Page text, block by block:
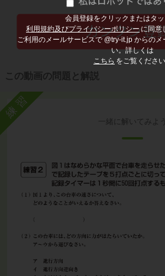
会員登録をクリックまたはタッ
利用規約及びプライバシーポリシー に同意
ご利用のメールサービスで @try-it.jp からの
い。詳しくは
こちら をご覧ください
この動画の問題と解説
練習
一緒に解いてみよう